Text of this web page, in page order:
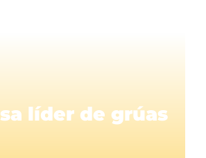
líder de grúas